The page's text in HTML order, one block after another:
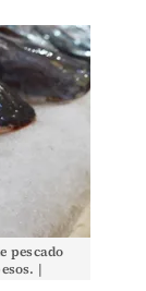
pescado
|